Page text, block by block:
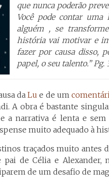
que nunca poderão
Você pode contar
alguém , se
história vai motivar e
fazer por causa disso,
papel, o seu talento.” Pg.
daLu e de um
A obra é bastante
a narrativa é lenta e
muito adequado à
traçados muito antes
de Célia e Alexander,
de um desafio de